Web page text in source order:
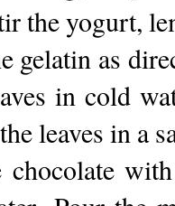
the yogurt,
gelatin as
in cold
leaves in a